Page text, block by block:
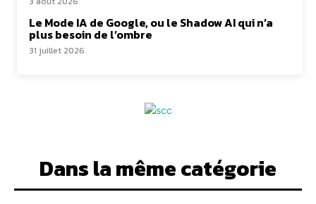
Le Mode IA de Google, ou le Shadow AI qui n’a
plus besoin de l’ombre
31 juillet 2026
Dans la même catégorie